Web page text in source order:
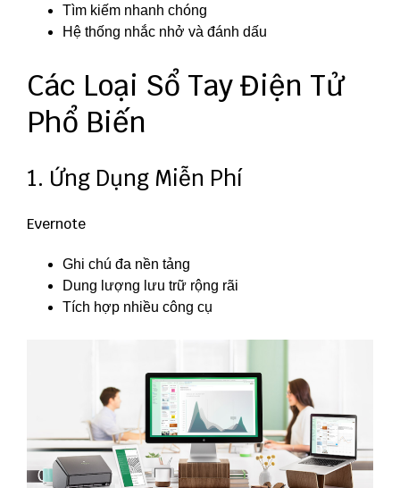
Tìm kiếm nhanh chóng
Hệ thống nhắc nhở và đánh dấu
Các Loại Sổ Tay Điện Tử
Phổ Biến
1. Ứng Dụng Miễn Phí
Evernote
Ghi chú đa nền tảng
Dung lượng lưu trữ rộng rãi
Tích hợp nhiều công cụ